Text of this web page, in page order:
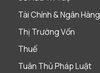
Tài Chính & Ngân Hàng
Thị Trường Vốn
Thuế
Tuân Thủ Pháp Luật